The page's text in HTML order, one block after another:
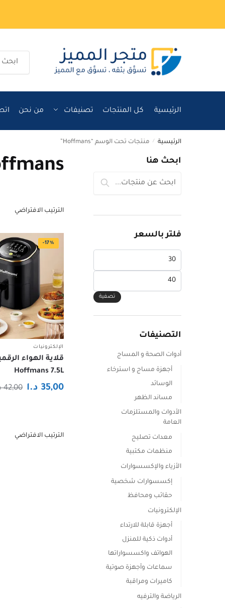
navigation
content
البحث
الرئيسية كل المنتجات تصنيفات من نحن
الرئيسية / منتجات تحت الوسم “Hoffmans”
-17%
الإلكترونيات
قلاية الهواء
Hoffmans 7.5L
42,00 35,00 د.ا
ابحث هنا
بحث
فلتر بالسعر
أدنى
أعلى
سعر
تصفية
التصنيفات
أدوات الصحة و المساج
أجهزة مساج و استرخاء
الوسائد
مساند الظهر
الأدوات والمستلزمات
العامة
معدات تصليح
منظمات مكتبية
الأزياء والإكسسوارات
إكسسوارات شخصية
حقائب ومحافظ
الإلكترونيات
أجهزة قابلة للارتداء
أدوات ذكية للمنزل
الهواتف واكسسواراتها
سماعات وأجهزة صوتية
كاميرات ومراقبة
الرياضة والترفيه